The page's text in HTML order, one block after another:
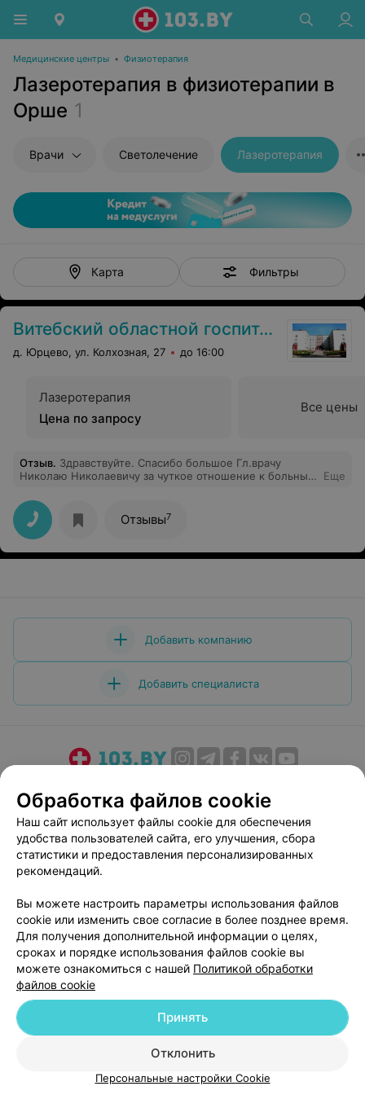
Медицинские центры • Физиотерапия
Лазеротерапия в физиотерапии в
Орше 1
Врачи Светолечение Лазеротерапия
Карта Фильтры
Витебский областной госпиталь инвалидов ВОВ «Юрцево»
д. Юрцево, ул. Колхозная, 27 до 16:00
Лазеротерапия
Цена по запросу
Все цены
Отзыв. Здравствуйте. Спасибо большое Гл.врачу
Николаю Николаевичу за чуткое отношение к больным
лёгком труде. Храни вас бог Николай Николаевич.
Еще
Отзывы7
Добавить компанию
Добавить специалиста
Медицинский маркетинг
Публичный договор
Пользовательское соглашение
Способы оплаты
Вакансии
Партнеры
Написать руководителю 103.by
Персональные настройки cookie
Обработка персональных данных
© 2026 ООО «Артокс Лаб», УНП 191700409| 220012, Республика Беларусь,
г. Минск, улица Толбухина, 2, пом. 16 | help@103.by
Обработка файлов cookie
Наш сайт использует файлы cookie для обеспечения
удобства пользователей сайта, его улучшения, сбора
статистики и предоставления персонализированных
рекомендаций.
Вы можете настроить параметры использования файлов
cookie или изменить свое согласие в более позднее время.
Для получения дополнительной информации о целях,
сроках и порядке использования файлов cookie вы
можете ознакомиться с нашей Политикой обработки
файлов cookie
Отклонить
Принять
Персональные настройки Cookie